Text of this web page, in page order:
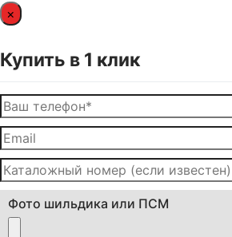
×
Купить в 1 клик
Фото шильдика или ПСМ